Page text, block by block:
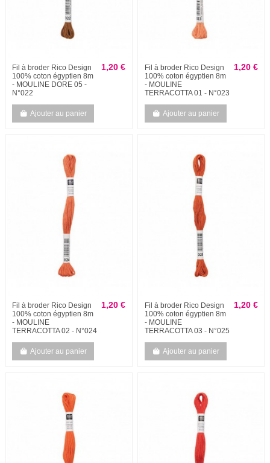
Fil à broder Rico Design
100% coton égyptien 8m
- MOULINE DORE 05 -
N°022
1,20 €
Ajouter au panier
Fil à broder Rico Design
100% coton égyptien 8m
- MOULINE
TERRACOTTA 01 - N°023
1,20 €
Ajouter au panier
Fil à broder Rico Design
100% coton égyptien 8m
- MOULINE
TERRACOTTA 02 - N°024
1,20 €
Ajouter au panier
Fil à broder Rico Design
100% coton égyptien 8m
- MOULINE
TERRACOTTA 03 - N°025
1,20 €
Ajouter au panier